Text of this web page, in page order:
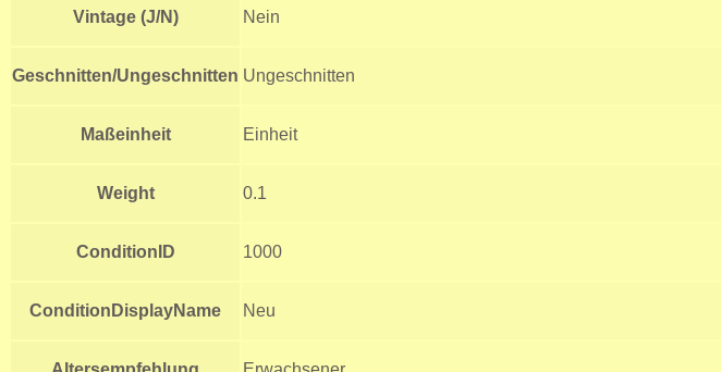
Vintage (J/N) Nein
Geschnitten/Ungeschnitten Ungeschnitten
Maßeinheit Einheit
Weight 0.1
ConditionID 1000
ConditionDisplayName Neu